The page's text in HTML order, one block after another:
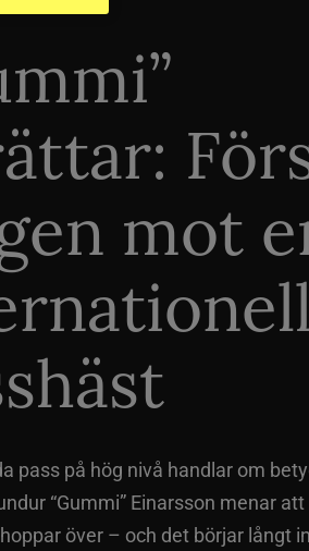
mot
pass på hög nivå handlar om
“Gummi” Einarsson menar
över – och det börjar långt